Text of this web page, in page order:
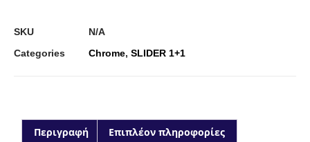
SKU
N/A
Categories
Chrome, SLIDER 1+1
Περιγραφή Επιπλέον πληροφορίες